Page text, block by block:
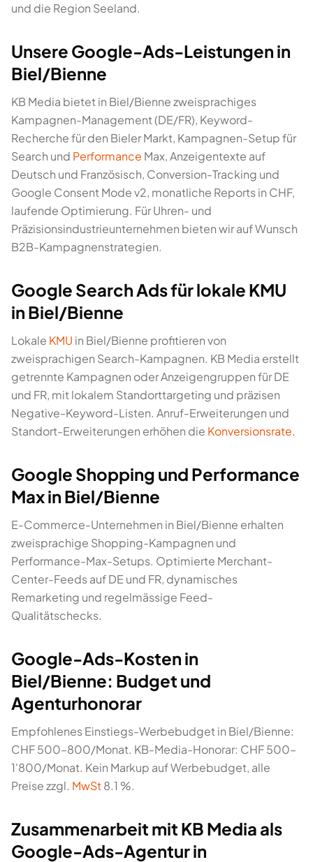
und die Region Seeland.
Unsere Google-Ads-Leistungen in
Biel/Bienne
KB Media bietet in Biel/Bienne zweisprachiges
Kampagnen-Management (DE/FR), Keyword-
Recherche für den Bieler Markt, Kampagnen-Setup für
Search und Performance Max, Anzeigentexte auf
Deutsch und Französisch, Conversion-Tracking und
Google Consent Mode v2, monatliche Reports in CHF,
laufende Optimierung. Für Uhren- und
Präzisionsindustrieunternehmen bieten wir auf Wunsch
B2B-Kampagnenstrategien.
Google Search Ads für lokale KMU
in Biel/Bienne
Lokale KMU in Biel/Bienne profitieren von
zweisprachigen Search-Kampagnen. KB Media erstellt
getrennte Kampagnen oder Anzeigengruppen für DE
und FR, mit lokalem Standorttargeting und präzisen
Negative-Keyword-Listen. Anruf-Erweiterungen und
Standort-Erweiterungen erhöhen die Konversionsrate.
Google Shopping und Performance
Max in Biel/Bienne
E-Commerce-Unternehmen in Biel/Bienne erhalten
zweisprachige Shopping-Kampagnen und
Performance-Max-Setups. Optimierte Merchant-
Center-Feeds auf DE und FR, dynamisches
Remarketing und regelmässige Feed-
Qualitätschecks.
Google-Ads-Kosten in
Biel/Bienne: Budget und
Agenturhonorar
Empfohlenes Einstiegs-Werbebudget in Biel/Bienne:
CHF 500–800/Monat. KB-Media-Honorar: CHF 500–
1'800/Monat. Kein Markup auf Werbebudget, alle
Preise zzgl. MwSt8.1 %.
Zusammenarbeit mit KB Media als
Google-Ads-Agentur in